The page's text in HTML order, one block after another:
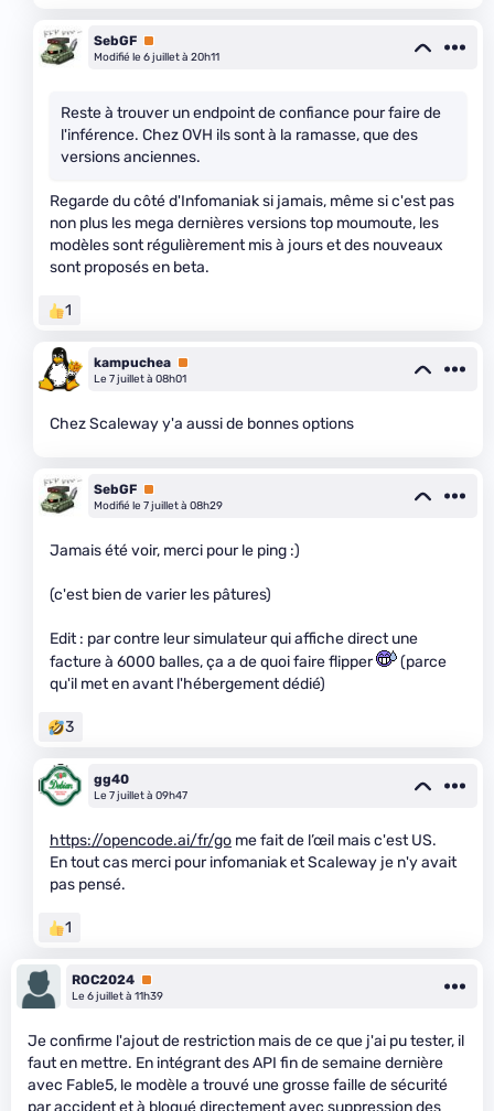
SebGF Premium
Modifié le 6 juillet à 20h11
Reste à trouver un endpoint de confiance pour faire de
l'inférence. Chez OVH ils sont à la ramasse, que des
versions anciennes.
Regarde du côté d'Infomaniak si jamais, même si c'est pas
non plus les mega dernières versions top moumoute, les
modèles sont régulièrement mis à jours et des nouveaux
sont proposés en beta.
1
kampuchea Premium
Le 7 juillet à 08h01
Chez Scaleway y'a aussi de bonnes options
SebGF Premium
Modifié le 7 juillet à 08h29
Jamais été voir, merci pour le ping :)
(c'est bien de varier les pâtures)
Edit : par contre leur simulateur qui affiche direct une
facture à 6000 balles, ça a de quoi faire flipper
(parce
qu'il met en avant l'hébergement dédié)
3
gg40
Le 7 juillet à 09h47
https://opencode.ai/fr/go me fait de l’œil mais c'est US.
En tout cas merci pour infomaniak et Scaleway je n'y avait
pas pensé.
1
ROC2024 Premium
Le 6 juillet à 11h39
Je confirme l'ajout de restriction mais de ce que j'ai pu tester, il
faut en mettre. En intégrant des API fin de semaine dernière
avec Fable5, le modèle a trouvé une grosse faille de sécurité